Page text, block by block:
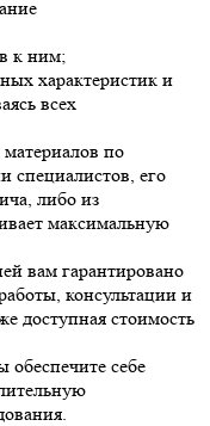
к ним;
характеристик и
всех
по
специалистов, его
либо из
максимальную
вам гарантировано
консультации и
доступная стоимость
себе